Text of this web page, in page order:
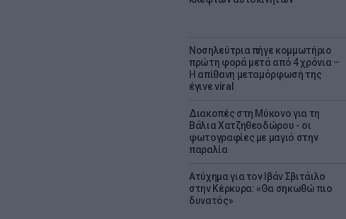
Νοσηλεύτρια πήγε κομμωτήριο
πρώτη φορά μετά από 4 χρόνια –
Η απίθανη μεταμόρφωσή της
έγινε viral
Διακοπές στη Μύκονο για τη
Βάλια Χατζηθεοδώρου - οι
φωτογραφίες με μαγιό στην
παραλία
Ατύχημα για τον Ιβάν Σβιτάιλο
στην Κέρκυρα: «Θα σηκωθώ πιο
δυνατός»